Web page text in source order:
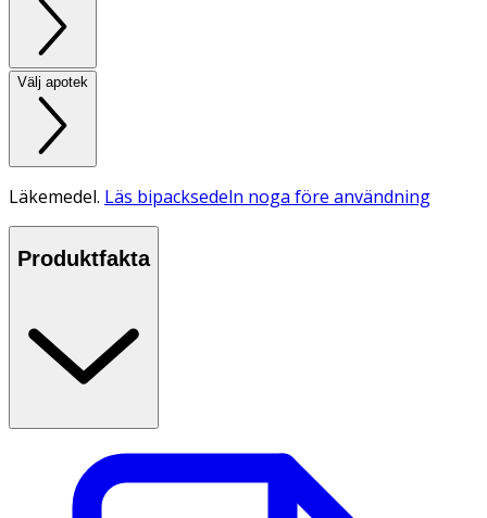
Välj apotek
Läkemedel. Läs bipacksedeln noga före användning
Produktfakta